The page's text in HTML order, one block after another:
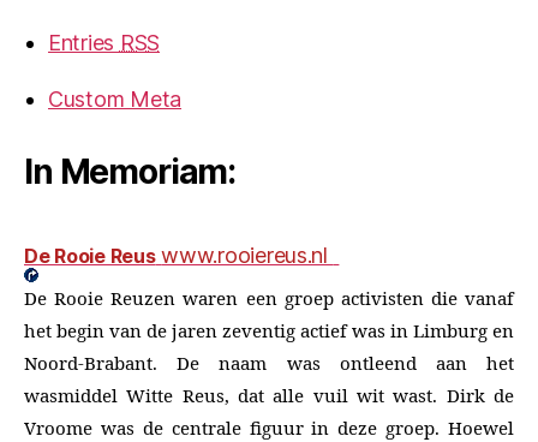
Entries RSS
Custom Meta
In Memoriam:
De Rooie Reus www.rooiereus.nl
De Rooie Reuzen waren een groep activisten die vanaf
het begin van de jaren zeventig actief was in Limburg en
Noord-Brabant. De naam was ontleend aan het
wasmiddel Witte Reus, dat alle vuil wit wast. Dirk de
Vroome was de centrale figuur in deze groep. Hoewel